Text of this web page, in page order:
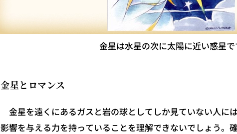
金星は水星の次に太陽に近い惑星で
金星とロマンス
金星を遠くにあるガスと岩の球としてしか見ていない人に
影響を与える力を持っていることを理解できないでしょう。